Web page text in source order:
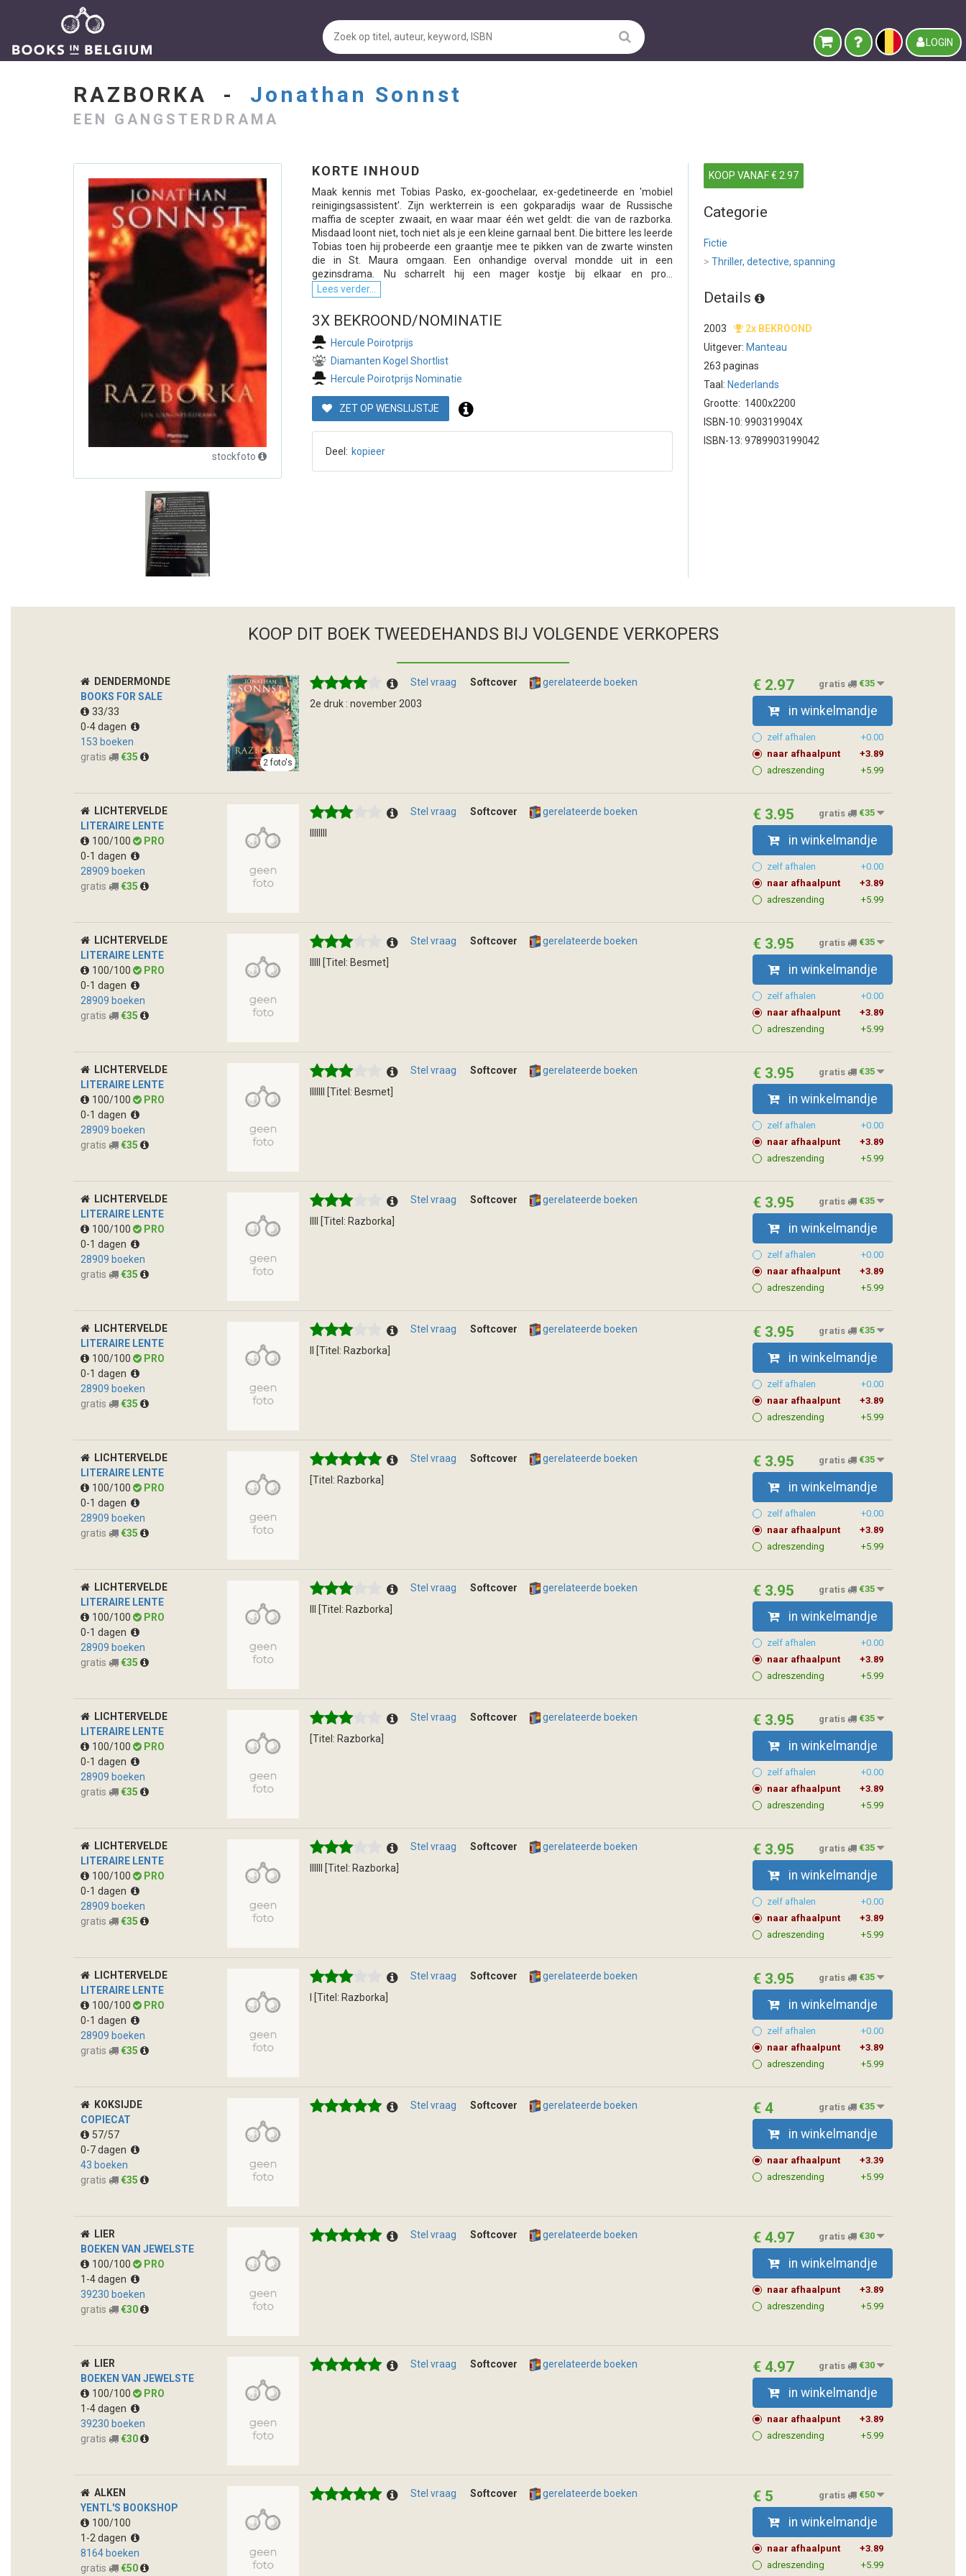
LOGIN
RAZBORKA - Jonathan Sonnst
EEN GANGSTERDRAMA
stockfoto
KORTE INHOUD
Maak kennis met Tobias Pasko, ex-goochelaar, ex-gedetineerde en 'mobiel
reinigingsassistent'. Zijn werkterrein is een gokparadijs waar de Russische
maffia de scepter zwaait, en waar maar één wet geldt: die van de razborka.
Misdaad loont niet, toch niet als je een kleine garnaal bent. Die bittere les leerde
Tobias toen hij probeerde een graantje mee te pikken van de zwarte winsten
die in St. Maura omgaan. Een onhandige overval mondde uit in een
gezinsdrama. Nu scharrelt hij een mager kostje bij elkaar en pro...
Lees verder...
3X BEKROOND/NOMINATIE
Hercule Poirotprijs
Diamanten Kogel Shortlist
Hercule Poirotprijs Nominatie
ZET OP WENSLIJSTJE
Deel: kopieer
KOOP VANAF € 2.97
Categorie
Fictie
> Thriller, detective, spanning
Details
2003
2x BEKROOND
Uitgever: Manteau
263 paginas
Taal: Nederlands
Grootte: 1400x2200
ISBN-10: 990319904X
ISBN-13: 9789903199042
KOOP DIT BOEK TWEEDEHANDS BIJ VOLGENDE VERKOPERS
DENDERMONDE
BOOKS FOR SALE
33/33
0-4 dagen
153 boeken
gratis
€35 2 foto's
Stel vraag Softcover
gerelateerde boeken
2e druk : november 2003
€ 2.97 gratis €35
in winkelmandje
zelf afhalen
+0.00
naar afhaalpunt
+3.89
adreszending
+5.99
LICHTERVELDE
LITERAIRE LENTE
100/100
PRO
0-1 dagen
28909 boeken
gratis
€35
Stel vraag Softcover
gerelateerde boeken
€ 3.95 gratis €35
in winkelmandje
zelf afhalen
+0.00
naar afhaalpunt
+3.89
adreszending
+5.99
LICHTERVELDE
LITERAIRE LENTE
100/100
PRO
0-1 dagen
28909 boeken
gratis
€35
Stel vraag Softcover
gerelateerde boeken
lllll [Titel: Besmet]
€ 3.95 gratis €35
in winkelmandje
zelf afhalen
+0.00
naar afhaalpunt
+3.89
adreszending
+5.99
LICHTERVELDE
LITERAIRE LENTE
100/100
PRO
0-1 dagen
28909 boeken
gratis
€35
Stel vraag Softcover
gerelateerde boeken
lllllll [Titel: Besmet]
€ 3.95 gratis €35
in winkelmandje
zelf afhalen
+0.00
naar afhaalpunt
+3.89
adreszending
+5.99
LICHTERVELDE
LITERAIRE LENTE
100/100
PRO
0-1 dagen
28909 boeken
gratis
€35
Stel vraag Softcover
gerelateerde boeken
llll [Titel: Razborka]
€ 3.95 gratis €35
in winkelmandje
zelf afhalen
+0.00
naar afhaalpunt
+3.89
adreszending
+5.99
LICHTERVELDE
LITERAIRE LENTE
100/100
PRO
0-1 dagen
28909 boeken
gratis
€35
Stel vraag Softcover
gerelateerde boeken
ll [Titel: Razborka]
€ 3.95 gratis €35
in winkelmandje
zelf afhalen
+0.00
naar afhaalpunt
+3.89
adreszending
+5.99
LICHTERVELDE
LITERAIRE LENTE
100/100
PRO
0-1 dagen
28909 boeken
gratis
€35
Stel vraag Softcover
gerelateerde boeken
[Titel: Razborka]
€ 3.95 gratis €35
in winkelmandje
zelf afhalen
+0.00
naar afhaalpunt
+3.89
adreszending
+5.99
LICHTERVELDE
LITERAIRE LENTE
100/100
PRO
0-1 dagen
28909 boeken
gratis
€35
Stel vraag Softcover
gerelateerde boeken
lll [Titel: Razborka]
€ 3.95 gratis €35
in winkelmandje
zelf afhalen
+0.00
naar afhaalpunt
+3.89
adreszending
+5.99
LICHTERVELDE
LITERAIRE LENTE
100/100
PRO
0-1 dagen
28909 boeken
gratis
€35
Stel vraag Softcover
gerelateerde boeken
[Titel: Razborka]
€ 3.95 gratis €35
in winkelmandje
zelf afhalen
+0.00
naar afhaalpunt
+3.89
adreszending
+5.99
LICHTERVELDE
LITERAIRE LENTE
100/100
PRO
0-1 dagen
28909 boeken
gratis
€35
Stel vraag Softcover
gerelateerde boeken
llllll [Titel: Razborka]
€ 3.95 gratis €35
in winkelmandje
zelf afhalen
+0.00
naar afhaalpunt
+3.89
adreszending
+5.99
LICHTERVELDE
LITERAIRE LENTE
100/100
PRO
0-1 dagen
28909 boeken
gratis
€35
Stel vraag Softcover
gerelateerde boeken
l [Titel: Razborka]
€ 3.95 gratis €35
in winkelmandje
zelf afhalen
+0.00
naar afhaalpunt
+3.89
adreszending
+5.99
KOKSIJDE
COPIECAT
57/57
0-7 dagen
43 boeken
gratis
€35
Stel vraag Softcover gerelateerde boeken € 4 gratis €35
in winkelmandje
naar afhaalpunt
+3.39
adreszending
+5.99
LIER
BOEKEN VAN JEWELSTE
100/100
PRO
1-4 dagen
39230 boeken
gratis
€30
Stel vraag Softcover gerelateerde boeken € 4.97 gratis €30
in winkelmandje
naar afhaalpunt
+3.89
adreszending
+5.99
LIER
BOEKEN VAN JEWELSTE
100/100
PRO
1-4 dagen
39230 boeken
gratis
€30
Stel vraag Softcover gerelateerde boeken € 4.97 gratis €30
in winkelmandje
naar afhaalpunt
+3.89
adreszending
+5.99
ALKEN
YENTL'S BOOKSHOP
100/100
1-2 dagen
8164 boeken
gratis
€50
Stel vraag Softcover gerelateerde boeken € 5 gratis €50
in winkelmandje
naar afhaalpunt
+3.89
adreszending
+5.99